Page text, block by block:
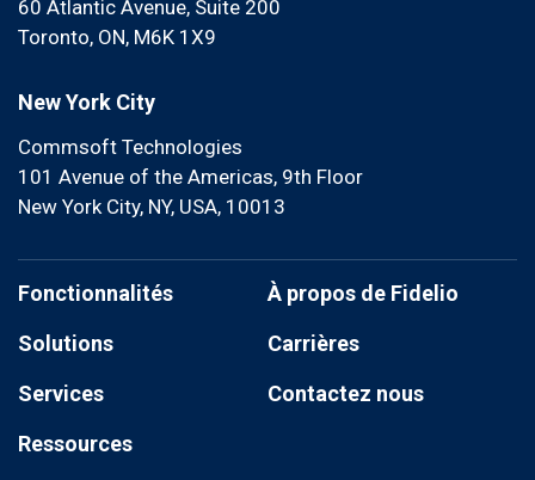
60 Atlantic Avenue, Suite 200
Toronto, ON, M6K 1X9
New York City
Commsoft Technologies
101 Avenue of the Americas, 9th Floor
New York City, NY, USA, 10013
Fonctionnalités
Solutions
Services
Ressources
À propos de Fidelio
Carrières
Contactez nous